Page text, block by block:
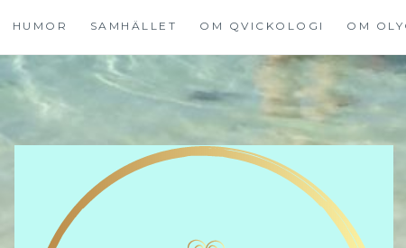
HUMOR SAMHÄLLET OM QVICKOLOGI OM